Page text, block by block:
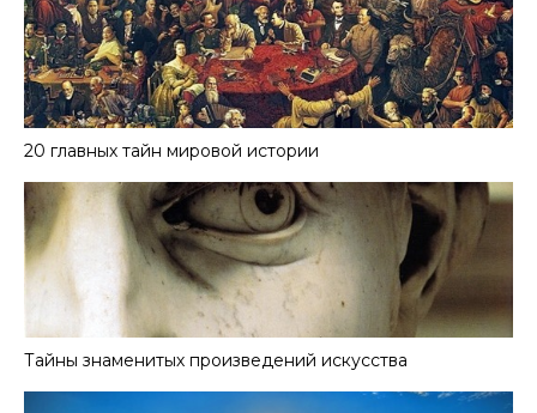
20 главных тайн мировой истории
Тайны знаменитых произведений искусства